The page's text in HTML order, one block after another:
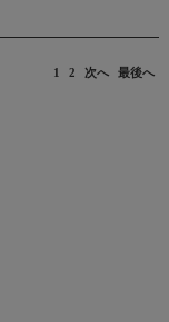
1 2 次へ 最後へ